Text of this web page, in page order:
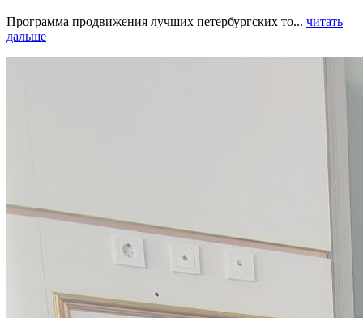
Программа продвижения лучших петербургских то... читать
дальше